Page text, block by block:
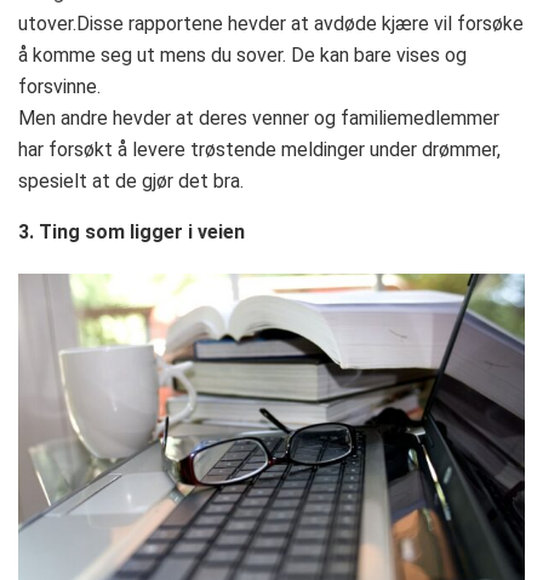
utover.Disse rapportene hevder at avdøde kjære vil forsøke
å komme seg ut mens du sover. De kan bare vises og
forsvinne.
Men andre hevder at deres venner og familiemedlemmer
har forsøkt å levere trøstende meldinger under drømmer,
spesielt at de gjør det bra.
3. Ting som ligger i veien